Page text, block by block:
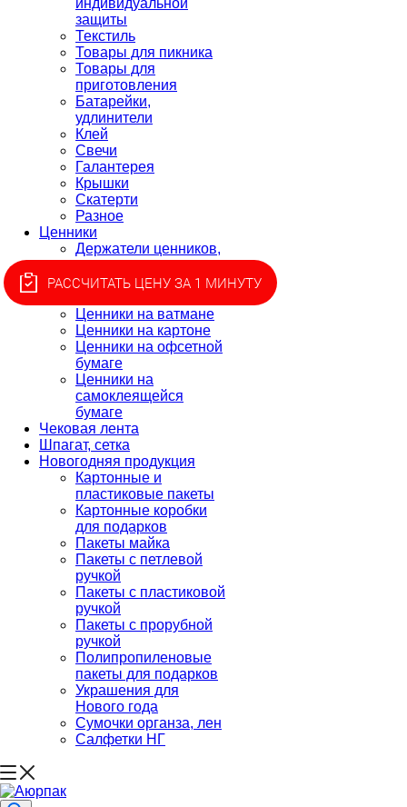
индивидуальной
защиты
Текстиль
Товары для пикника
Товары для
приготовления
Батарейки,
удлинители
Клей
Свечи
Галантерея
Крышки
Скатерти
Разное
Ценники
Держатели ценников,
монетницы
Ценники для этикет-
Ценники на ватмане
Ценники на картоне
Ценники на офсетной
бумаге
Ценники на
самоклеящейся
бумаге
Чековая лента
Шпагат, сетка
Новогодняя продукция
Картонные и
пластиковые пакеты
Картонные коробки
для подарков
Пакеты майка
Пакеты с петлевой
ручкой
Пакеты с пластиковой
ручкой
Пакеты с прорубной
ручкой
Полипропиленовые
пакеты для подарков
Украшения для
Нового года
Сумочки органза, лен
Салфетки НГ
РАССЧИТАТЬ ЦЕНУ ЗА 1 МИНУТУ